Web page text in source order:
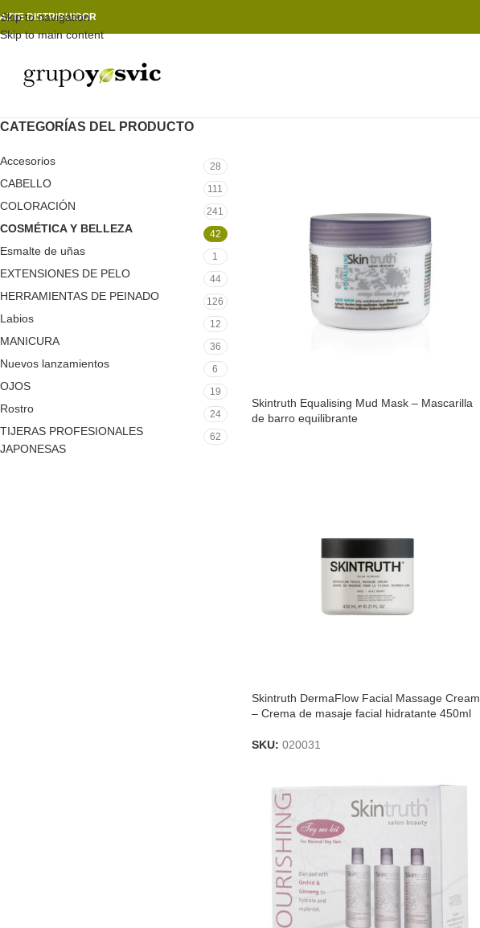
Skip to navigation
Skip to main content
DISTRIBUIDOR
CATEGORÍAS DEL PRODUCTO
Accesorios 28
CABELLO 111
COLORACIÓN 241
COSMÉTICA Y BELLEZA 42
Esmalte de uñas 1
EXTENSIONES DE PELO 44
HERRAMIENTAS DE PEINADO 126
Labios 12
MANICURA 36
Nuevos lanzamientos 6
OJOS 19
Rostro 24
TIJERAS PROFESIONALES
JAPONESAS
62
Skintruth Equalising Mud Mask – Mascarilla
de barro equilibrante
Skintruth DermaFlow Facial Massage Cream
– Crema de masaje facial hidratante 450ml
SKU: 020031